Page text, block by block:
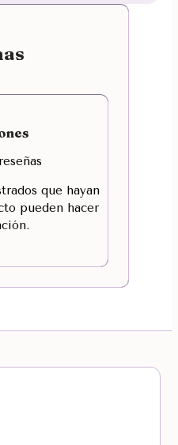
que hayan
pueden hacer